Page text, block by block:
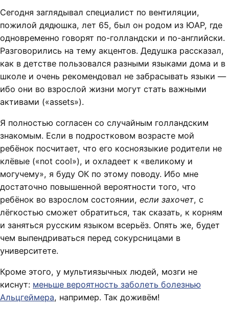
Сегодня заглядывал специалист по вентиляции,
пожилой дядюшка, лет 65, был он родом из ЮАР, где
одновременно говорят по-голландски и по-английски.
Разговорились на тему акцентов. Дедушка рассказал,
как в детстве пользовался разными языками дома и в
школе и очень рекомендовал не забрасывать языки —
ибо они во взрослой жизни могут стать важными
активами («assets»).
Я полностью согласен со случайным голландским
знакомым. Если в подростковом возрасте мой
ребёнок посчитает, что его косноязыкие родители не
клёвые («not cool»), и охладеет к «великому и
могучему», я буду ОК по этому поводу. Ибо мне
достаточно повышенной вероятности того, что
ребёнок во взрослом состоянии, если захочет, с
лёгкостью сможет обратиться, так сказать, к корням
и заняться русским языком всерьёз. Опять же, будет
чем выпендриваться перед сокурсницами в
университете.
Кроме этого, у мультиязычных людей, мозги не
киснут: меньше вероятность заболеть болезнью
Альцгеймера, например. Так доживём!